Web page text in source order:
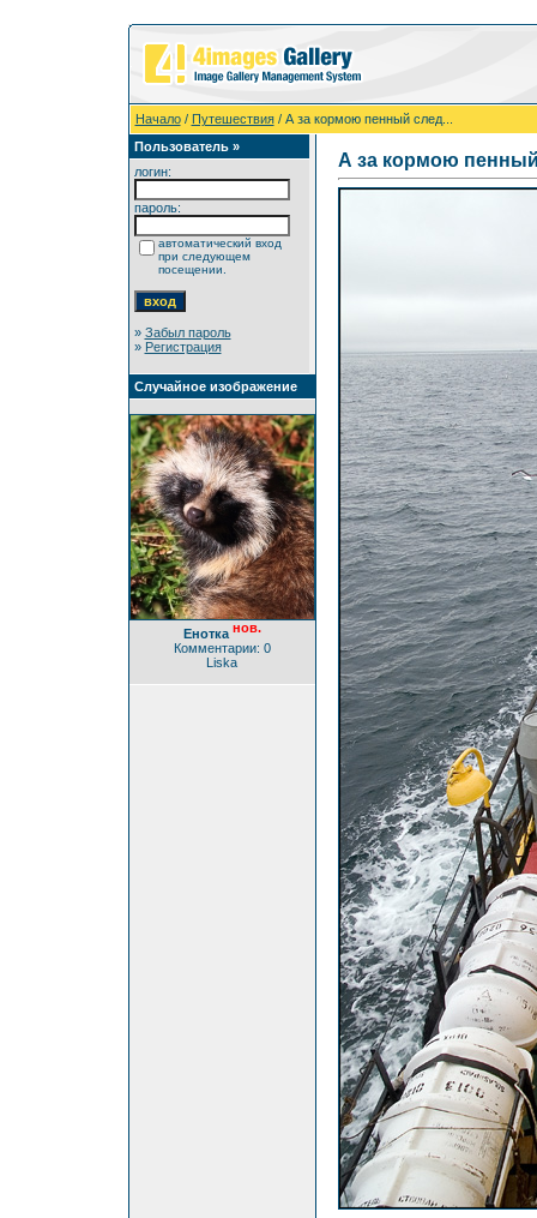
Начало/ Путешествия/ А за кормою пенный след...
Пользователь »
логин:
пароль:
автоматический вход
при следующем
посещении.
» Забыл пароль
» Регистрация
Случайное изображение
Енотка нов.
Комментарии: 0
Liska
А за кормою